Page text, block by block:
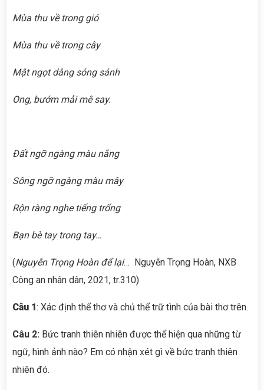
Mùa thu về trong gió
Mùa thu về trong cây
Mật ngọt dâng sóng sánh
Ong, bướm mải mê say.
Đất ngỡ ngàng màu nắng
Sông ngỡ ngàng màu mây
Rộn ràng nghe tiếng trống
Bạn bè tay trong tay…
(Nguyễn Trọng Hoàn để lại… Nguyễn Trọng Hoàn, NXB
Công an nhân dân, 2021, tr.310)
Câu 1: Xác định thể thơ và chủ thể trữ tình của bài thơ trên.
Câu 2: Bức tranh thiên nhiên được thể hiện qua những từ
ngữ, hình ảnh nào? Em có nhận xét gì về bức tranh thiên
nhiên đó.